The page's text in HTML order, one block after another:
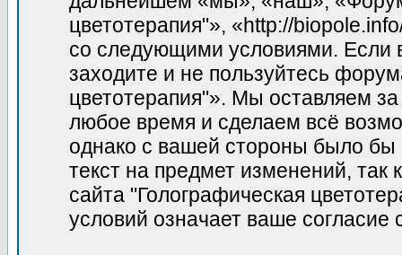
цветотерапия"», «http://
со следующими условиями. Если
заходите и не пользуйтесь
цветотерапия"». Мы оставляем
любое время и сделаем всё
однако с вашей стороны было бы
текст на предмет изменений,
сайта "Голографическая
условий означает ваше согласие